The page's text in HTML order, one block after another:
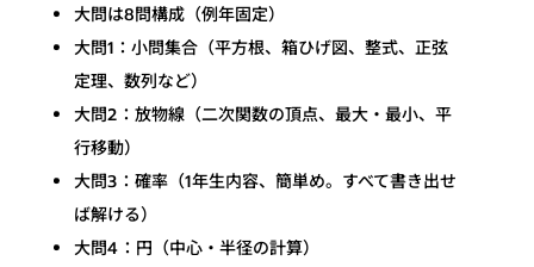
大問は8問構成（例年固定）
大問1：小問集合（平方根、箱ひげ図、整式、正弦
定理、数列など）
大問2：放物線（二次関数の頂点、最大・最小、平
行移動）
大問3：確率（1年生内容、簡単め。すべて書き出せ
ば解ける）
大問4：円（中心・半径の計算）